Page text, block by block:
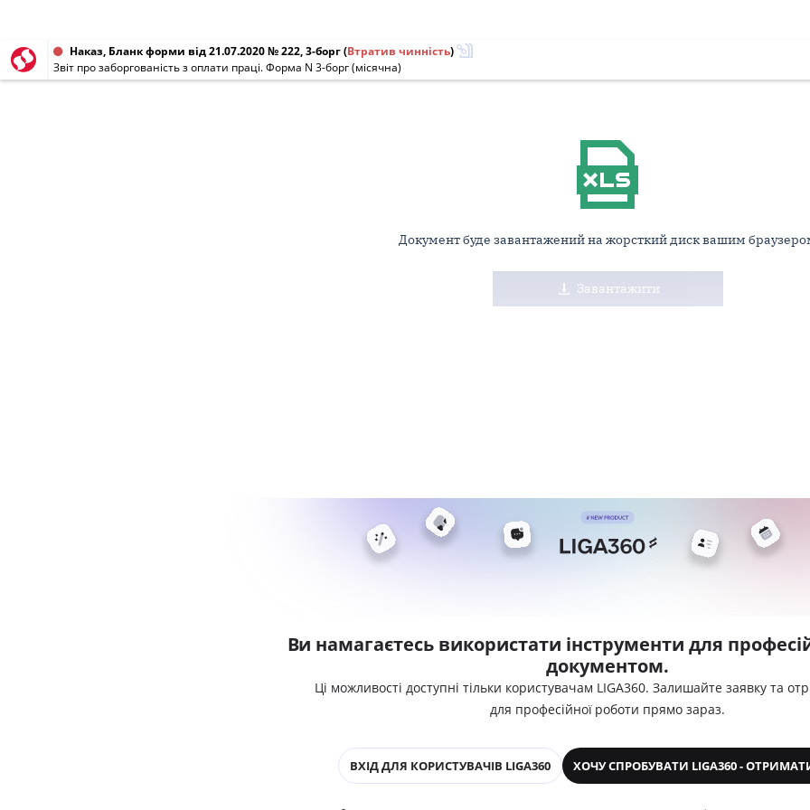
Наказ, Бланк форми від 21.07.2020 № 222, 3-борг(Втратив чинність)
Звіт про заборгованість з оплати праці. Форма N 3-борг (місячна)
Документ буде завантажений на жорсткий диск вашим
Завантажити
Ви намагаєтесь використати інструменти для
документом.
Ці можливості доступні тільки користувачам LIGA360. Залишайте заявку та
для професійної роботи прямо зараз.
ВХІД ДЛЯ КОРИСТУВАЧІВ LIGA360 ХОЧУ СПРОБУВАТИ LIGA360 -